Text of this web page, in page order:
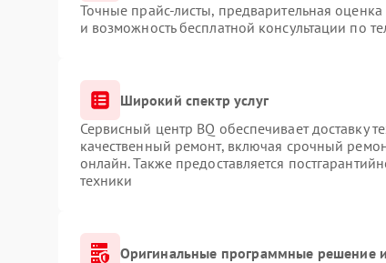
Точные прайс-листы, предварительная
и возможность бесплатной консультации по
Широкий спектр услуг
Сервисный центр BQ обеспечивает доставку
качественный ремонт, включая срочный
онлайн. Также предоставляется
техники
Оригинальные программные решение